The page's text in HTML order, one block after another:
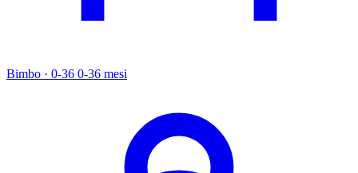
Bimbo · 0-36 0-36 mesi